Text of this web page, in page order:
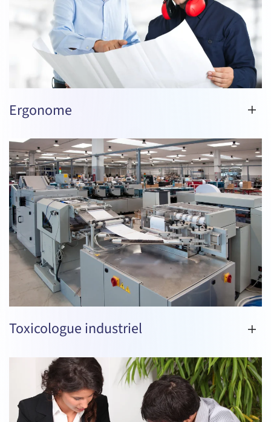
Ergonome
Toxicologue industriel